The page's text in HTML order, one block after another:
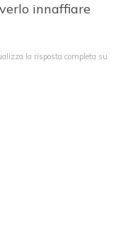
innaffiare
la risposta completa su